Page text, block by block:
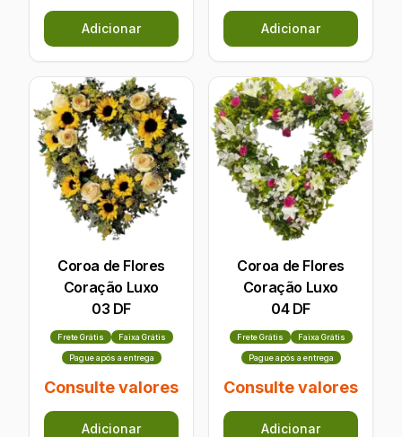
Adicionar Adicionar
Coroa de Flores
Coração Luxo
03 DF
Frete Grátis Faixa Grátis
Pague após a entrega
Consulte valores
Adicionar
Coroa de Flores
Coração Luxo
04 DF
Frete Grátis Faixa Grátis
Pague após a entrega
Consulte valores
Adicionar